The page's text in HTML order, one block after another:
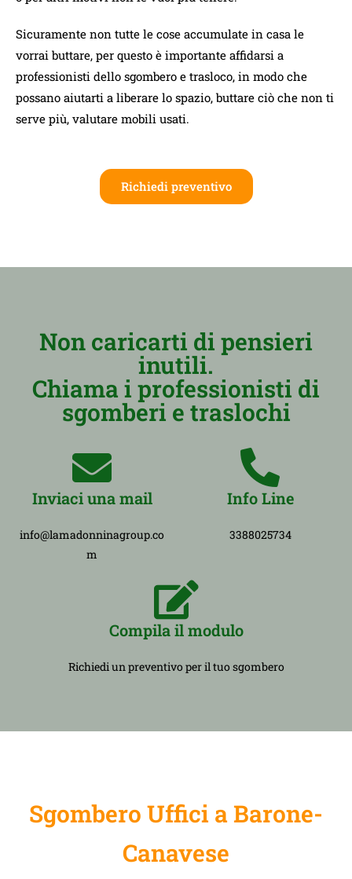
Sicuramente non tutte le cose accumulate in casa le
vorrai buttare, per questo è importante affidarsi a
professionisti dello sgombero e trasloco, in modo che
possano aiutarti a liberare lo spazio, buttare ciò che non ti
serve più, valutare mobili usati.
Richiedi preventivo
Non caricarti di pensieri
inutili.
Chiama i professionisti di
sgomberi e traslochi
Inviaci una mail
info@lamadonninagroup.co
m
Info Line
3388025734
Compila il modulo
Richiedi un preventivo per il tuo sgombero
Sgombero Uffici a Barone-
Canavese